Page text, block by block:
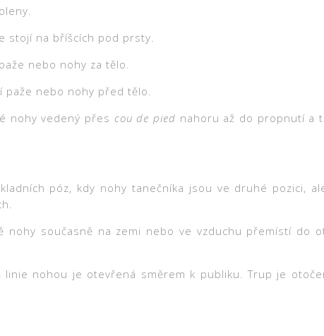
stojí na bříšcích pod prsty.
nebo nohy za tělo.
paže nebo nohy před tělo.
nohy vedený přes cou de pied nahoru až do propnutí a
póz, kdy nohy tanečníka jsou ve druhé pozici,
nohy současně na zemi nebo ve vzduchu přemístí do
nohou je otevřená směrem k publiku. Trup je